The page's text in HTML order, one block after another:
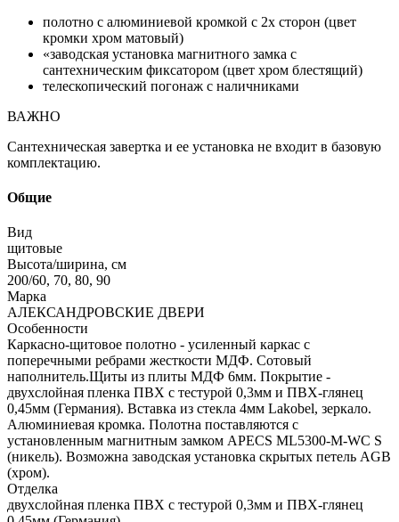
полотно с алюминиевой кромкой с 2х сторон (цвет
кромки хром матовый)
«заводская установка магнитного замка с
сантехническим фиксатором (цвет хром блестящий)
телескопический погонаж с наличниками
ВАЖНО
Сантехническая завертка и ее установка не входит в базовую
комплектацию.
Общие
Вид
щитовые
Высота/ширина, см
200/60, 70, 80, 90
Марка
АЛЕКСАНДРОВСКИЕ ДВЕРИ
Особенности
Каркасно-щитовое полотно - усиленный каркас с
поперечными ребрами жесткости МДФ. Сотовый
наполнитель.Щиты из плиты МДФ 6мм. Покрытие -
двухслойная пленка ПВХ с тестурой 0,3мм и ПВХ-глянец
0,45мм (Германия). Вставка из стекла 4мм Lakobel, зеркало.
Алюминиевая кромка. Полотна поставляются с
установленным магнитным замком APECS ML5300-M-WC S
(никель). Возможна заводская установка скрытых петель AGB
(хром).
Отделка
двухслойная пленка ПВХ с тестурой 0,3мм и ПВХ-глянец